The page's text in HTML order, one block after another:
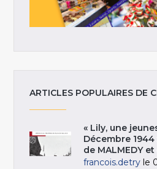
ARTICLES POPULAIRES DE
« Lily, une
Décembre
de MALMEDY
francois.detry le